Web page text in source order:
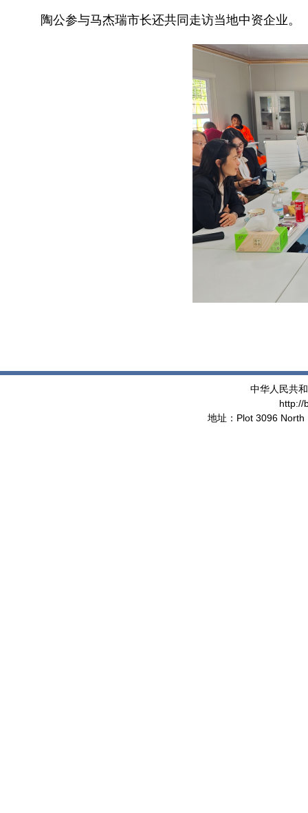
陶公参与马杰瑞市长还共同走访当地中资企业。
中华人民共
http://
地址：Plot 3096